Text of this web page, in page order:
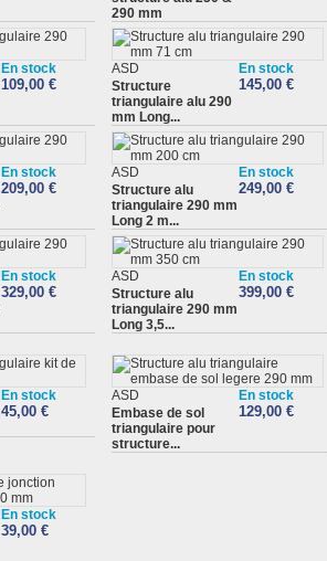
290 mm
En stock
109,00 €
ASD
Structure
triangulaire alu 290
mm Long...
En stock
145,00 €
En stock
209,00 €
ASD
Structure alu
triangulaire 290 mm
Long 2 m...
En stock
249,00 €
En stock
329,00 €
ASD
Structure alu
triangulaire 290 mm
Long 3,5...
En stock
399,00 €
En stock
45,00 €
ASD
Embase de sol
triangulaire pour
structure...
En stock
129,00 €
En stock
39,00 €